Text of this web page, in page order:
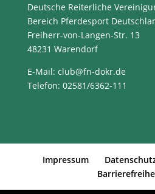
Deutsche Reiterliche
Bereich Pferdesport
Freiherr-von-Langen-Str. 13
48231 Warendorf
E-Mail: club@fn-dokr.de
Telefon: 02581/6362-111
Impressum